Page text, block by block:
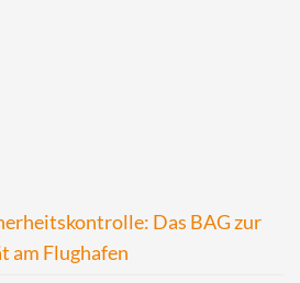
Das BAG zur
am Flughafen